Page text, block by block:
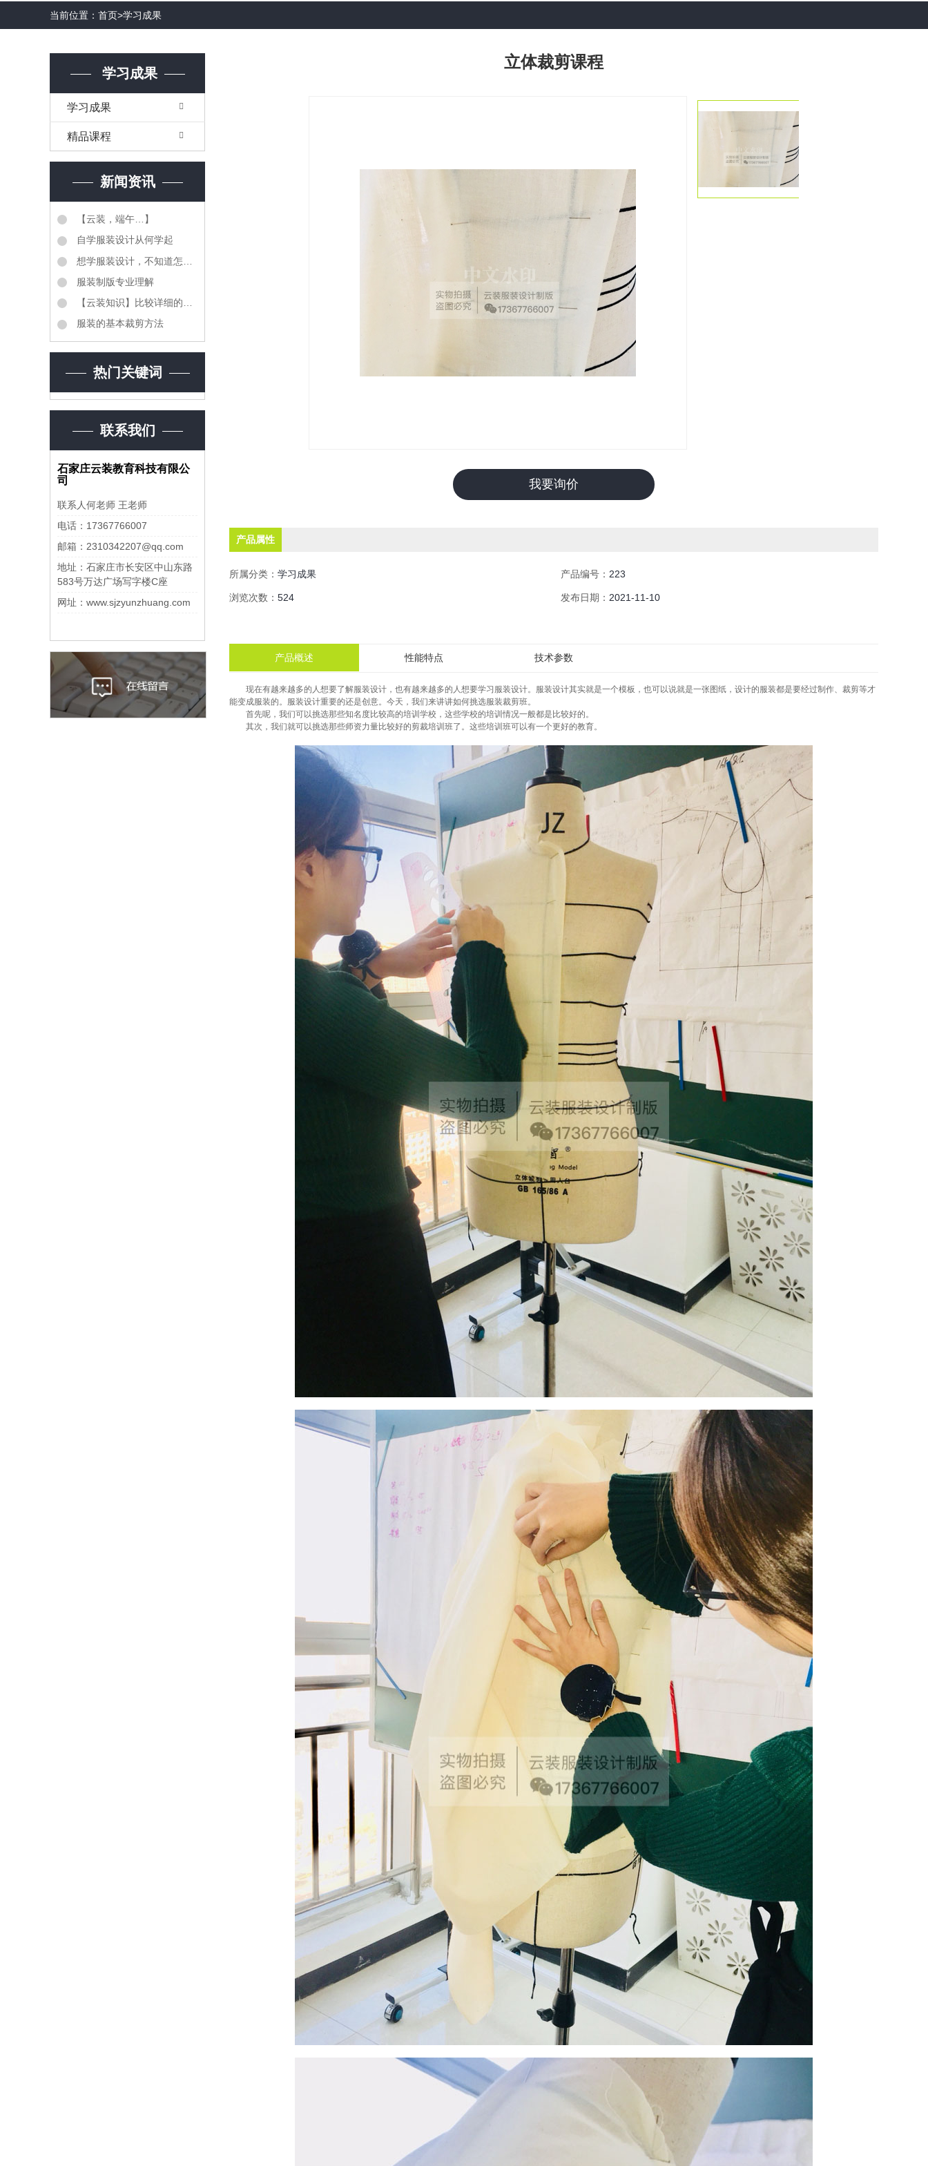
当前位置： 首页>学习成果
学习成果
学习成果
精品课程
新闻资讯
【云装，端午…】
自学服装设计从何学起
想学服装设计，不知道怎么样学服装设计？
服装制版专业理解
【云装知识】比较详细的《服装质检明细表》同学们转需...
服装的基本裁剪方法
热门关键词
联系我们
石家庄云装教育科技有限公
司
联系人何老师 王老师
电话：17367766007
邮箱：2310342207@qq.com
地址：石家庄市长安区中山东路
583号万达广场写字楼C座
网址：www.sjzyunzhuang.com
立体裁剪课程
我要询价
产品属性
所属分类：学习成果 产品编号： 223
浏览次数：524 发布日期： 2021-11-10
产品概述 性能特点 技术参数
现在有越来越多的人想要了解服装设计，也有越来越多的人想要学习服装设计。服装设计其实就是一个模板，也可以说就是一张图纸，设计的服装都是要经过制作、裁剪等才
能变成服装的。服装设计重要的还是创意。今天，我们来讲讲如何挑选服装裁剪班。
首先呢，我们可以挑选那些知名度比较高的培训学校，这些学校的培训情况一般都是比较好的。
其次，我们就可以挑选那些师资力量比较好的剪裁培训班了。这些培训班可以有一个更好的教育。